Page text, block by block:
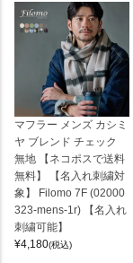
マフラー メンズ カシミ
ヤ ブレンド チェック
無地 【ネコポスで送料
無料】 【名入れ刺繍対
象】 Filomo 7F (02000
323-mens-1r) 【名入れ
刺繍可能】
¥4,180(税込)